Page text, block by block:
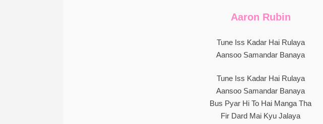
Aaron Rubin
Tune Iss Kadar Hai Rulaya
Aansoo Samandar Banaya
Tune Iss Kadar Hai Rulaya
Aansoo Samandar Banaya
Bus Pyar Hi To Hai Manga Tha
Fir Dard Mai Kyu Jalaya